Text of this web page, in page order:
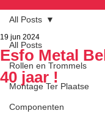
All Posts
Rollen en Trommels
Montage Ter Plaatse
Componenten
All Posts
Esfo Metal
40 jaar !
19 jun 2024